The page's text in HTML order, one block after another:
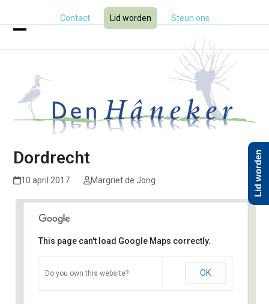
Contact Lid worden Steun ons
menu
menu
Dordrecht
10 april 2017 Margriet de Jong
This page can't load Google Maps correctly.
Do you own this website? OK
Lid worden